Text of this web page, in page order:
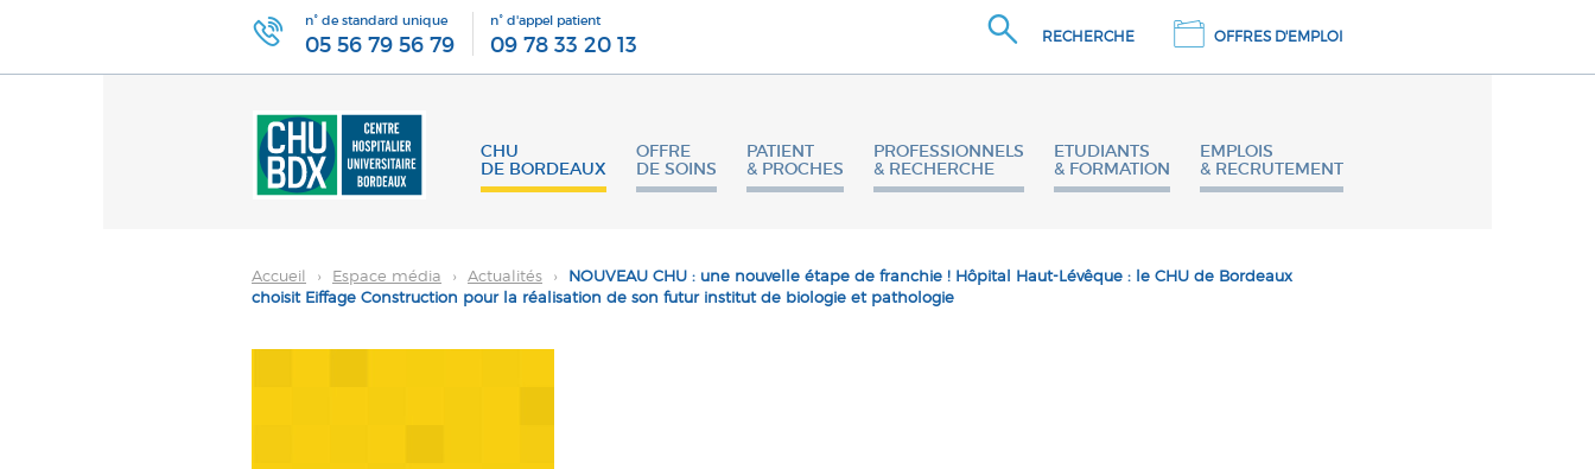
n° de standard unique
05 56 79 56 79
n° d'appel patient
09 78 33 20 13 RECHERCHE OFFRES D'EMPLOI
CHU
DE BORDEAUX
OFFRE
DE SOINS
PATIENT
& PROCHES
PROFESSIONNELS
& RECHERCHE
ETUDIANTS
& FORMATION
EMPLOIS
& RECRUTEMENT
Accueil › Espace média › Actualités ›
NOUVEAU CHU : une nouvelle étape de franchie ! Hôpital Haut-Lévêque : le CHU de Bordeaux
choisit Eiffage Construction pour la réalisation de son futur institut de biologie et pathologie